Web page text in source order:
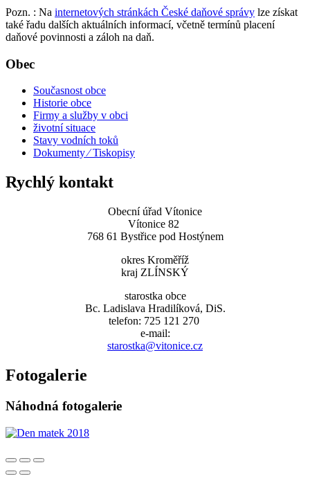
Pozn. : Na internetových stránkách České daňové správy lze získat
také řadu dalších aktuálních informací, včetně termínů placení
daňové povinnosti a záloh na daň.
Obec
Současnost obce
Historie obce
Firmy a služby v obci
životní situace
Stavy vodních toků
Dokumenty ⁄ Tiskopisy
Rychlý kontakt
Obecní úřad Vítonice
Vítonice 82
768 61 Bystřice pod Hostýnem
okres Kroměříž
kraj ZLÍNSKÝ
starostka obce
Bc. Ladislava Hradilíková, DiS.
telefon: 725 121 270
e-mail:
starostka@vitonice.cz
Fotogalerie
Náhodná fotogalerie